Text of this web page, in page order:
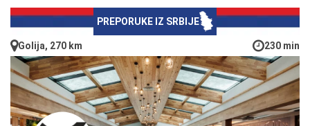
PREPORUKE IZ SRBIJE
Golija, 270 km 230 min